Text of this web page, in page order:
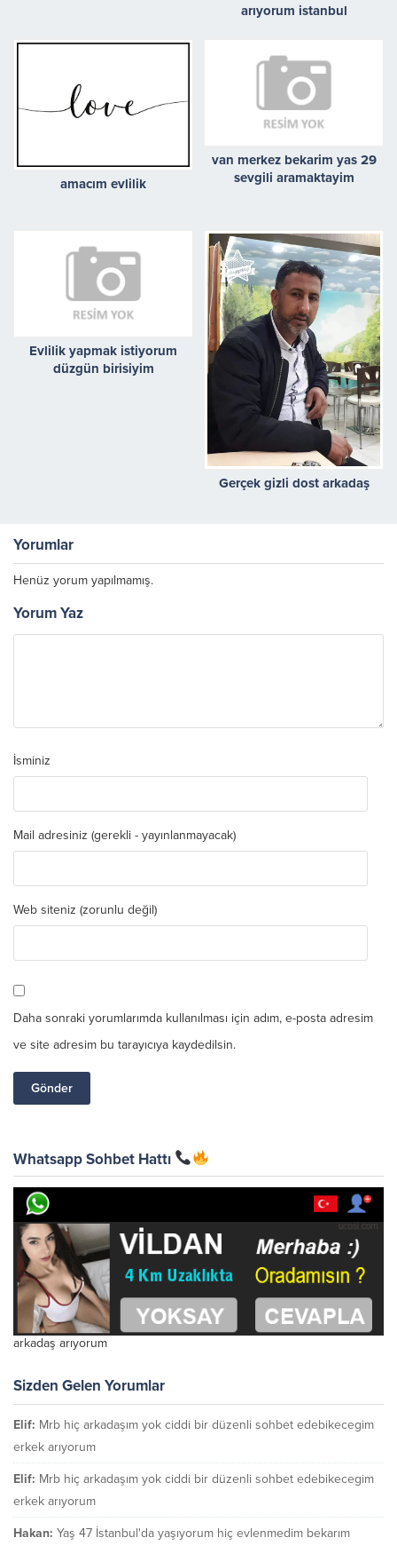
arıyorum istanbul
amacım evlilik
van merkez bekarim yas 29
sevgili aramaktayim
Evlilik yapmak istiyorum
düzgün birisiyim
Gerçek gizli dost arkadaş
Yorumlar
Henüz yorum yapılmamış.
Yorum Yaz
İsminiz
Mail adresiniz (gerekli - yayınlanmayacak)
Web siteniz (zorunlu değil)
Daha sonraki yorumlarımda kullanılması için adım, e-posta adresim
ve site adresim bu tarayıcıya kaydedilsin.
Whatsapp Sohbet Hattı
arkadaş arıyorum
Sizden Gelen Yorumlar
Elif: Mrb hiç arkadaşım yok ciddi bir düzenli sohbet edebikecegim
erkek arıyorum
Elif: Mrb hiç arkadaşım yok ciddi bir düzenli sohbet edebikecegim
erkek arıyorum
Hakan: Yaş 47 İstanbul'da yaşıyorum hiç evlenmedim bekarım